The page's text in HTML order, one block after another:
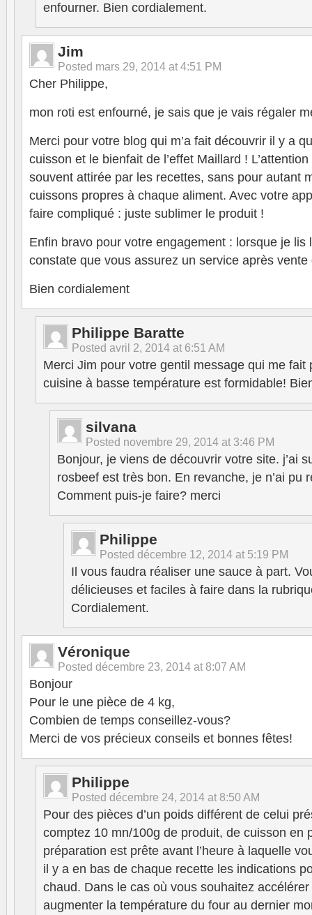
enfourner. Bien cordialement.
Jim
Posted mars 29, 2014 at 4:51 PM
Cher Philippe,
mon roti est enfourné, je sais que je vais régaler
Merci pour votre blog qui m’a fait découvrir il y a
cuisson et le bienfait de l’effet Maillard !
souvent attirée par les recettes, sans pour autant
cuissons propres à chaque aliment. Avec votre
faire compliqué : juste sublimer le produit !
Enfin bravo pour votre engagement : lorsque je lis
constate que vous assurez un service après vente
Bien cordialement
Philippe Baratte
Posted avril 2, 2014 at 6:51 AM
Merci Jim pour votre gentil message qui me fait
cuisine à basse température est formidable!
silvana
Posted novembre 29, 2014 at 3:46 PM
Bonjour, je viens de découvrir votre site. j’ai
rosbeef est très bon. En revanche, je n’ai pu
Comment puis-je faire? merci
Philippe
Posted décembre 12, 2014 at 5:19 PM
Il vous faudra réaliser une sauce à part.
délicieuses et faciles à faire dans la
Cordialement.
Véronique
Posted décembre 23, 2014 at 8:07 AM
Bonjour
Pour le une pièce de 4 kg,
Combien de temps conseillez-vous?
Merci de vos précieux conseils et bonnes fêtes!
Philippe
Posted décembre 24, 2014 at 8:50 AM
Pour des pièces d’un poids différent de celui
comptez 10 mn/100g de produit, de cuisson en
préparation est prête avant l’heure à laquelle
il y a en bas de chaque recette les indications
chaud. Dans le cas où vous souhaitez
augmenter la température du four au dernier